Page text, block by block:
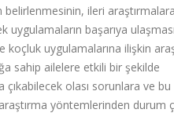
ileri
başarıya
uygulamalarına ilişkin
sahip ailelere etkili bir şekilde
olası sorunlara ve bu
yöntemlerinden durum